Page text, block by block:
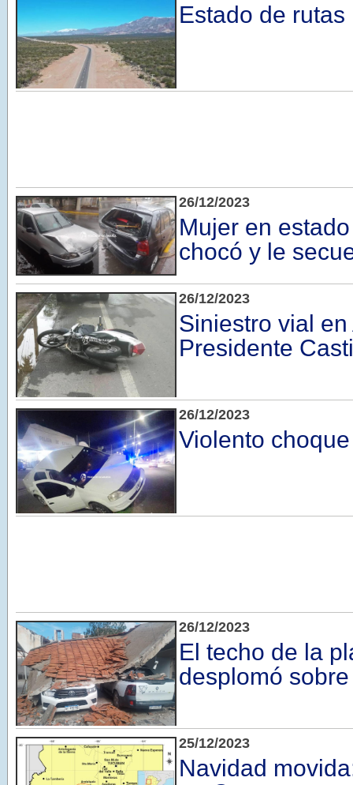
Estado de rutas
26/12/2023
Mujer en
chocó y le
26/12/2023
Siniestro vial en
Presidente
26/12/2023
Violento
26/12/2023
El techo de la
desplomó
25/12/2023
Navidad